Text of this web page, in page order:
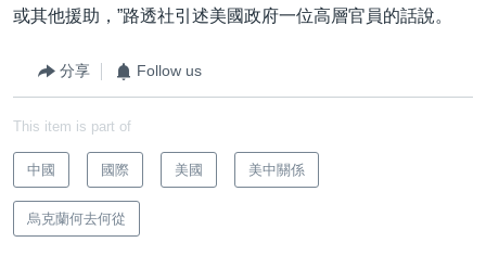
或其他援助，”路透社引述美國政府一位高層官員的話說。
分享 Follow us
This item is part of
中國 國際 美國 美中關係
烏克蘭何去何從